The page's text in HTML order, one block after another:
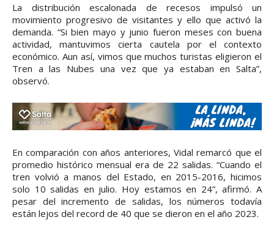
La distribución escalonada de recesos impulsó un
movimiento progresivo de visitantes y ello que activó la
demanda. “Si bien mayo y junio fueron meses con buena
actividad, mantuvimos cierta cautela por el contexto
económico. Aun así, vimos que muchos turistas eligieron el
Tren a las Nubes una vez que ya estaban en Salta”,
observó.
En comparación con años anteriores, Vidal remarcó que el
promedio histórico mensual era de 22 salidas. “Cuando el
tren volvió a manos del Estado, en 2015-2016, hicimos
solo 10 salidas en julio. Hoy estamos en 24”, afirmó. A
pesar del incremento de salidas, los números todavía
están lejos del record de 40 que se dieron en el año 2023.